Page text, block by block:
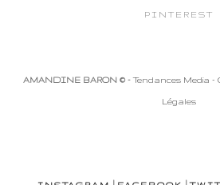
PINTEREST
AMANDINE BARON © -Tendances Media -
Légales